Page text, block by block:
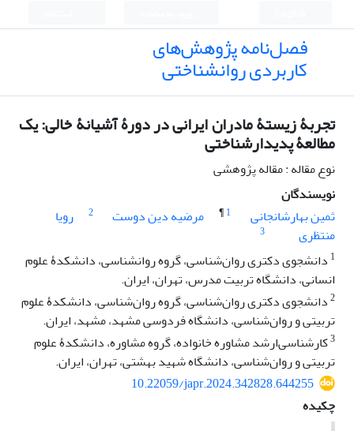
فصل‌نامه پژوهش‌های
کاربردی روانشناختی
تجربۀ زیستۀ مادران ایرانی در دورۀ آشیانۀ خالی: یک
مطالعۀ پدیدارشناختی
نوع مقاله : مقاله پژوهشی
نویسندگان
ثمین بهارشانجانی
1
¶ مرضیه دین دوست 2
رویا
منتظری
3
1 دانشجوی دکتری روان‌شناسی، گروه روانشناسی، دانشکدۀ علوم
انسانی، دانشگاه تربیت مدرس، تهران، ایران.
2دانشجوی دکتری روان‌شناسی، گروه روان‌شناسی، دانشکدۀ علوم
تربیتی و روان‌شناسی، دانشگاه فردوسی مشهد، مشهد، ایران.
3کارشناسی‌ارشد مشاوره خانواده، گروه مشاوره، دانشکدۀ علوم
تربیتی و روان‌شناسی، دانشگاه شهید بهشتی، تهران، ایران.
10.22059/japr.2024.342828.644255
چکیده